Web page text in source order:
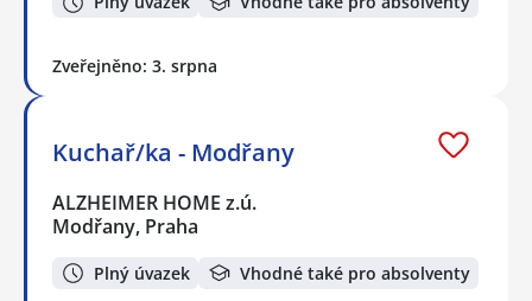
Zveřejněno: 3. srpna
Kuchař/ka - Modřany
ALZHEIMER HOME z.ú.
Modřany, Praha
Plný úvazek Vhodné také pro absolventy